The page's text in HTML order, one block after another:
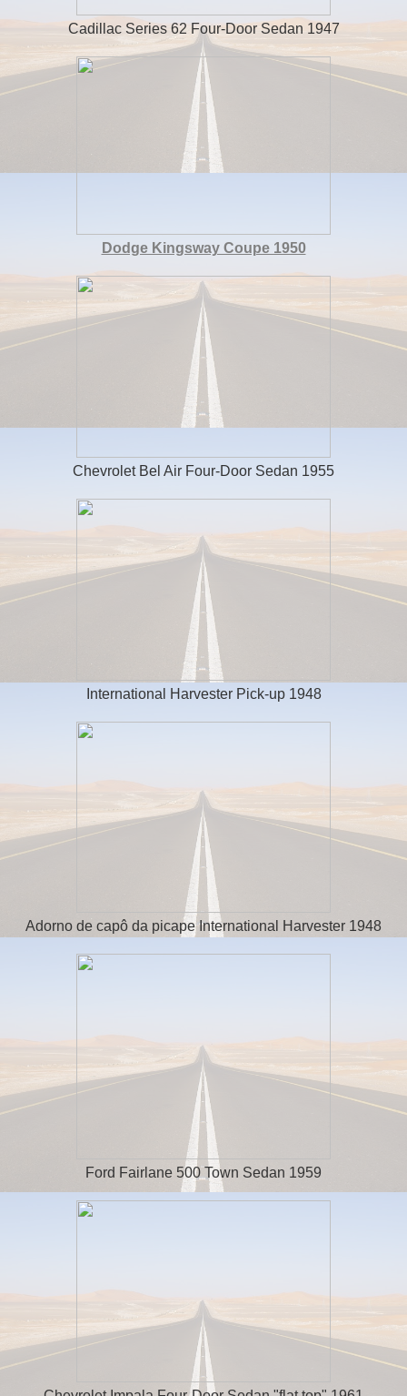
Cadillac Series 62 Four-Door Sedan 1947
Dodge Kingsway Coupe 1950
Chevrolet Bel Air Four-Door Sedan 1955
International Harvester Pick-up 1948
Adorno de capô da picape International Harvester 1948
Ford Fairlane 500 Town Sedan 1959